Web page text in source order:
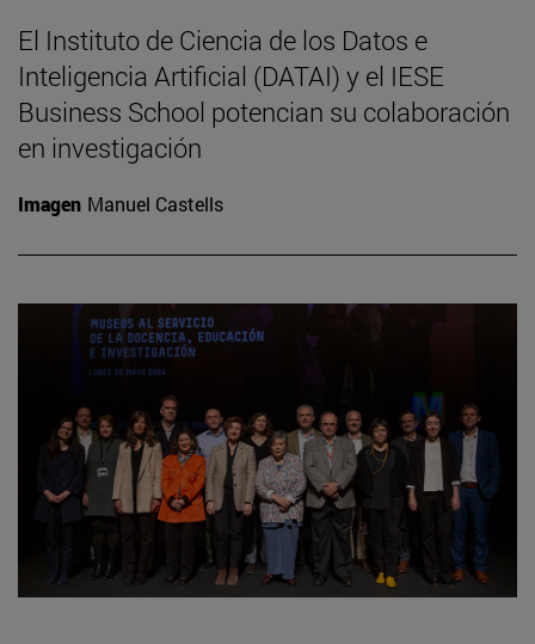
El Instituto de Ciencia de los Datos e
Inteligencia Artificial (DATAI) y el IESE
Business School potencian su colaboración
en investigación
Imagen Manuel Castells